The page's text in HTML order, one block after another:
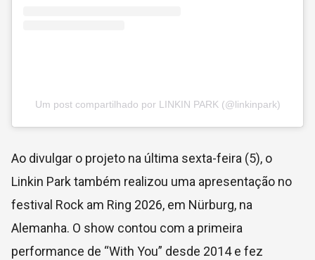
Um post compartilhado por LINKIN PARK (@linkinpark)
Ao divulgar o projeto na última sexta-feira (5), o
Linkin Park também realizou uma apresentação no
festival Rock am Ring 2026, em Nürburg, na
Alemanha. O show contou com a primeira
performance de “With You” desde 2014 e fez